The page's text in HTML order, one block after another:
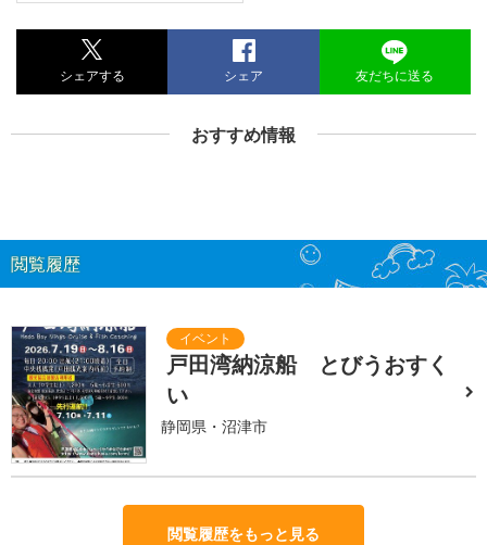
シェアする シェア 友だちに送る
おすすめ情報
閲覧履歴
戸田湾納涼船 とびうおすく
い
静岡県・沼津市
閲覧履歴をもっと見る